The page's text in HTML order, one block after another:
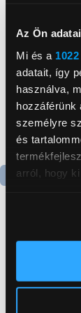
Az Ön
Mi és a
adatait, így
használva,
hozzáférünk
személyre
és
arról, hogy
Az
Gorenje
by side
199 999